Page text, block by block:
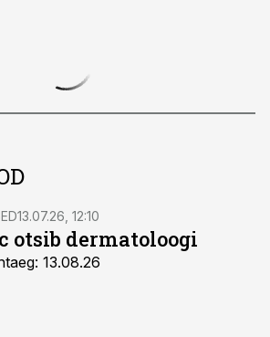
13.07.26, 12:10
otsib dermatoloogi
13.08.26